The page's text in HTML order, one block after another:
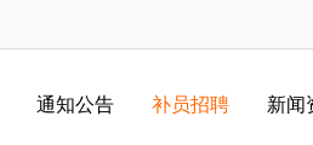
通知公告 补员招聘 新闻